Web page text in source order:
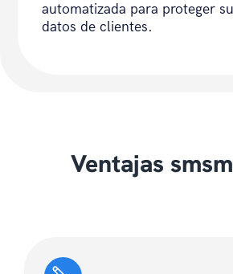
automatizada para proteger
datos de clientes.
Ventajas